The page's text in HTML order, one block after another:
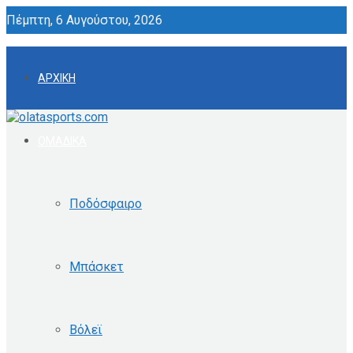
Πέμπτη, 6 Αυγούστου, 2026
ΑΡΧΙΚΗ
Ποδόσφαιρο
Μπάσκετ
Βόλεϊ